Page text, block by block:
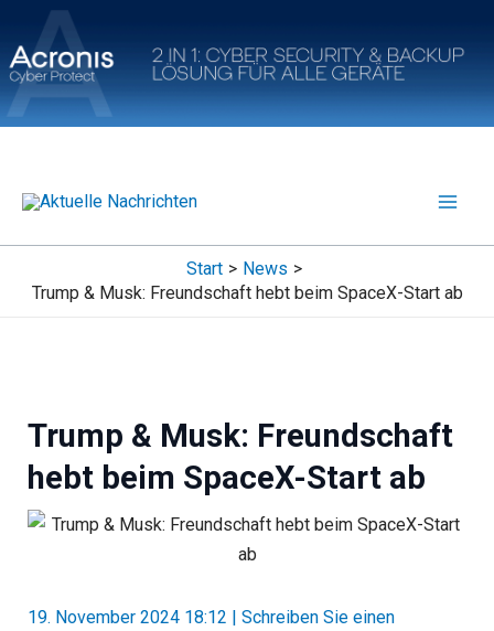
Inhalt
springen
Start
News
Trump & Musk: Freundschaft hebt beim SpaceX-Start ab
Trump & Musk: Freundschaft
hebt beim SpaceX-Start ab
19. November 2024 18:12
Schreiben Sie einen